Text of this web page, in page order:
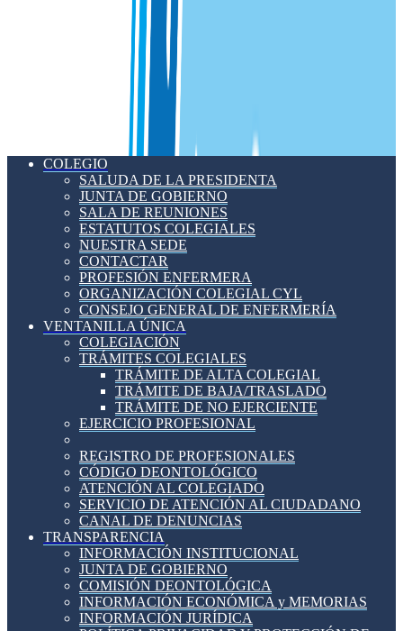
COLEGIO
SALUDA DE LA PRESIDENTA
JUNTA DE GOBIERNO
SALA DE REUNIONES
ESTATUTOS COLEGIALES
NUESTRA SEDE
CONTACTAR
PROFESIÓN ENFERMERA
ORGANIZACIÓN COLEGIAL CYL
CONSEJO GENERAL DE ENFERMERÍA
VENTANILLA ÚNICA
COLEGIACIÓN
TRÁMITES COLEGIALES
TRÁMITE DE ALTA COLEGIAL
TRÁMITE DE BAJA/TRASLADO
TRÁMITE DE NO EJERCIENTE
EJERCICIO PROFESIONAL
REGISTRO DE PROFESIONALES
CÓDIGO DEONTOLÓGICO
ATENCIÓN AL COLEGIADO
SERVICIO DE ATENCIÓN AL CIUDADANO
CANAL DE DENUNCIAS
TRANSPARENCIA
INFORMACIÓN INSTITUCIONAL
JUNTA DE GOBIERNO
COMISIÓN DEONTOLÓGICA
INFORMACIÓN ECONÓMICA y MEMORIAS
INFORMACIÓN JURÍDICA